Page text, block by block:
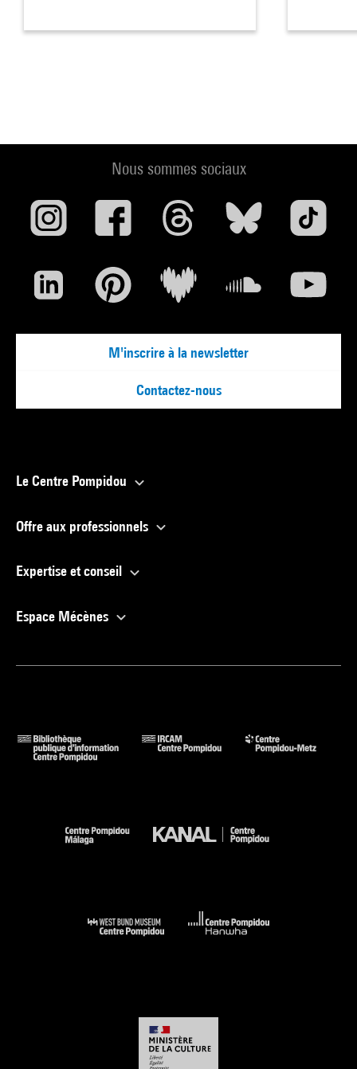
Nous sommes sociaux
M'inscrire à la newsletter
Contactez-nous
Le Centre Pompidou
Offre aux professionnels
Expertise et conseil
Espace Mécènes